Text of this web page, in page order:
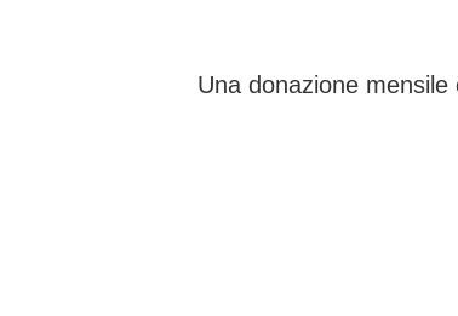
Una donazione